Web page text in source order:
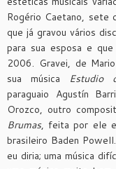
Rogério Caetano, sete
que já gravou vários
para sua esposa e
2006. Gravei, de
sua música Estudio
paraguaio Agustín
Orozco, outro
Brumas, feita por ele
brasileiro Baden Powell.
eu diria; uma música